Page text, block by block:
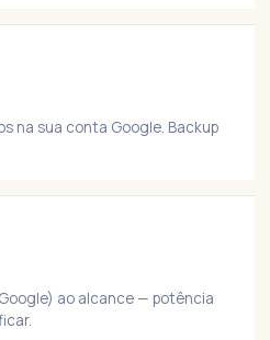
na sua conta Google. Backup
ao alcance — potência